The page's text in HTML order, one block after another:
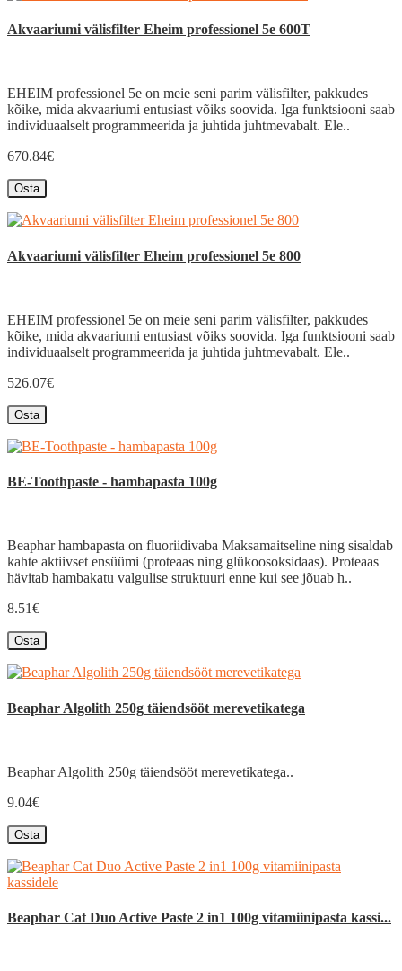
Akvaariumi välisfilter Eheim professionel 5e 600T
EHEIM professionel 5e on meie seni parim välisfilter, pakkudes
kõike, mida akvaariumi entusiast võiks soovida. Iga funktsiooni saab
individuaalselt programmeerida ja juhtida juhtmevabalt. Ele..
670.84€
Osta
Akvaariumi välisfilter Eheim professionel 5e 800
EHEIM professionel 5e on meie seni parim välisfilter, pakkudes
kõike, mida akvaariumi entusiast võiks soovida. Iga funktsiooni saab
individuaalselt programmeerida ja juhtida juhtmevabalt. Ele..
526.07€
Osta
BE-Toothpaste - hambapasta 100g
Beaphar hambapasta on fluoriidivaba Maksamaitseline ning sisaldab
kahte aktiivset ensüümi (proteaas ning glükoosoksidaas). Proteaas
hävitab hambakatu valgulise struktuuri enne kui see jõuab h..
8.51€
Osta
Beaphar Algolith 250g täiendsööt merevetikatega
Beaphar Algolith 250g täiendsööt merevetikatega..
9.04€
Osta
Beaphar Cat Duo Active Paste 2 in1 100g vitamiinipasta kassi...